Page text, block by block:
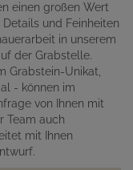
einen großen Wert
und Feinheiten
in unserem
der Grabstelle.
Grabstein-Unikat,
- können im
von Ihnen mit
Team auch
mit Ihnen